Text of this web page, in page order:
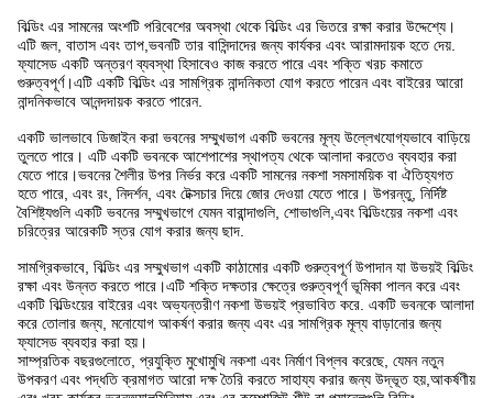
বিল্ডিং এর সামনের অংশটি পরিবেশের অবস্থা থেকে বিল্ডিং এর ভিতরে রক্ষা করার উদ্দেশ্যে।
এটি জল, বাতাস এবং তাপ,ভবনটি তার বাসিন্দাদের জন্য কার্যকর এবং আরামদায়ক হতে দেয়.
ফ্যাসেড একটি অন্তরণ ব্যবস্থা হিসাবেও কাজ করতে পারে এবং শক্তি খরচ কমাতে
গুরুত্বপূর্ণ।এটি একটি বিল্ডিং এর সামগ্রিক নান্দনিকতা যোগ করতে পারেন এবং বাইরের আরো
নান্দনিকভাবে আনন্দদায়ক করতে পারেন.
একটি ভালভাবে ডিজাইন করা ভবনের সম্মুখভাগ একটি ভবনের মূল্য উল্লেখযোগ্যভাবে বাড়িয়ে
তুলতে পারে। এটি একটি ভবনকে আশেপাশের স্থাপত্য থেকে আলাদা করতেও ব্যবহার করা
যেতে পারে।ভবনের শৈলীর উপর নির্ভর করে একটি সামনের নকশা সমসাময়িক বা ঐতিহ্যগত
হতে পারে, এবং রং, নিদর্শন, এবং টেক্সচার দিয়ে জোর দেওয়া যেতে পারে। উপরন্তু, নির্দিষ্ট
বৈশিষ্ট্যগুলি একটি ভবনের সম্মুখভাগে যেমন বারান্দাগুলি, শোভাগুলি,এবং বিল্ডিংয়ের নকশা এবং
চরিত্রের আরেকটি স্তর যোগ করার জন্য ছাদ.
সামগ্রিকভাবে, বিল্ডিং এর সম্মুখভাগ একটি কাঠামোর একটি গুরুত্বপূর্ণ উপাদান যা উভয়ই বিল্ডিং
রক্ষা এবং উন্নত করতে পারে।এটি শক্তি দক্ষতার ক্ষেত্রে গুরুত্বপূর্ণ ভূমিকা পালন করে এবং
একটি বিল্ডিংয়ের বাইরের এবং অভ্যন্তরীণ নকশা উভয়ই প্রভাবিত করে. একটি ভবনকে আলাদা
করে তোলার জন্য, মনোযোগ আকর্ষণ করার জন্য এবং এর সামগ্রিক মূল্য বাড়ানোর জন্য
ফ্যাসেড ব্যবহার করা হয়।
সাম্প্রতিক বছরগুলোতে, প্রযুক্তি মুখোমুখি নকশা এবং নির্মাণ বিপ্লব করেছে, যেমন নতুন
উপকরণ এবং পদ্ধতি ক্রমাগত আরো দক্ষ তৈরি করতে সাহায্য করার জন্য উদ্ভূত হয়,আকর্ষণীয়